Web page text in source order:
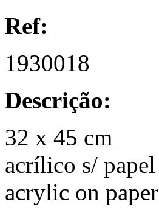
Ref:
1930018
Descrição:
32 x 45 cm
acrílico s/ papel
acrylic on paper